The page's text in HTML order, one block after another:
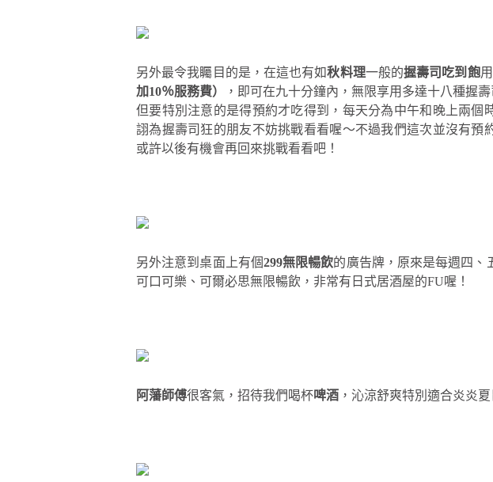
另外最令我矚目的是，在這也有如秋料理一般的握壽司吃到飽
加10％服務費）
，即可在九十分鐘內，無限享用多達十八種握
但要特別注意的是得預約才吃得到，每天分為中午和晚上兩個
詡為握壽司狂的朋友不妨挑戰看看喔～不過我們這次並沒有預
或許以後有機會再回來挑戰看看吧！
另外注意到桌面上有個299無限暢飲的廣告牌，原來是每週四、
可口可樂、可爾必思無限暢飲，非常有日式居酒屋的FU喔！
阿藩師傅很客氣，招待我們喝杯啤酒 ，沁涼舒爽特別適合炎炎夏